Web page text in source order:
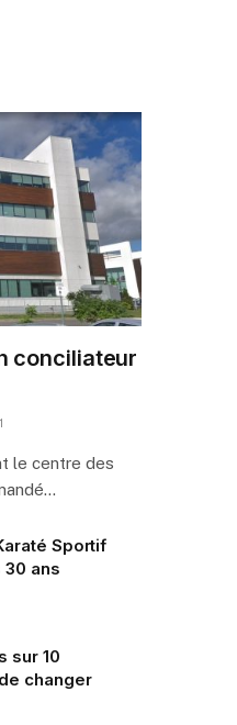
conciliateur
le centre des
Sportif
ans
sur 10
changer